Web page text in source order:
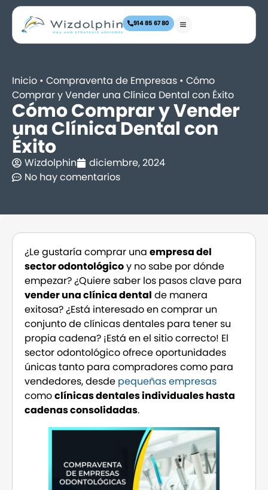
914 85 67 80
Inicio • Compraventa de Empresas • Cómo
Comprar y Vender una Clínica Dental con Éxito
Cómo Comprar y Vender
una Clínica Dental con
Éxito
Wizdolphin
diciembre, 2024
No hay comentarios
¿Le gustaría comprar una empresa del
sector odontológicoy no sabe por dónde
empezar? ¿Quiere saber los pasos clave para
vender una clínica dental de manera
exitosa? ¿Está interesado en comprar un
conjunto de clínicas dentales para tener su
propia cadena? ¡Está en el sitio correcto! El
sector odontológico ofrece oportunidades
únicas tanto para compradores como para
vendedores, desde pequeñas empresas
comoclínicas dentales individuales hasta
cadenas consolidadas.